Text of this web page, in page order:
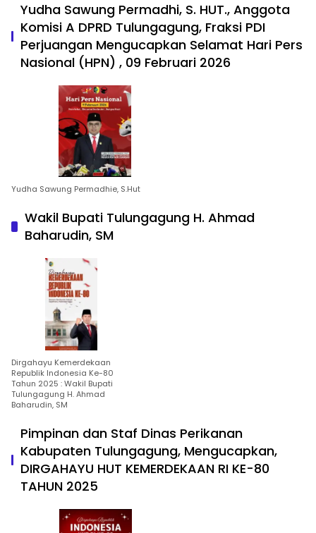
Yudha Sawung Permadhi, S. HUT., Anggota
Komisi A DPRD Tulungagung, Fraksi PDI
Perjuangan Mengucapkan Selamat Hari Pers
Nasional (HPN) , 09 Februari 2026
Yudha Sawung Permadhie, S.Hut
Wakil Bupati Tulungagung H. Ahmad
Baharudin, SM
Dirgahayu Kemerdekaan
Republik Indonesia Ke-80
Tahun 2025 : Wakil Bupati
Tulungagung H. Ahmad
Baharudin, SM
Pimpinan dan Staf Dinas Perikanan
Kabupaten Tulungagung, Mengucapkan,
DIRGAHAYU HUT KEMERDEKAAN RI KE-80
TAHUN 2025